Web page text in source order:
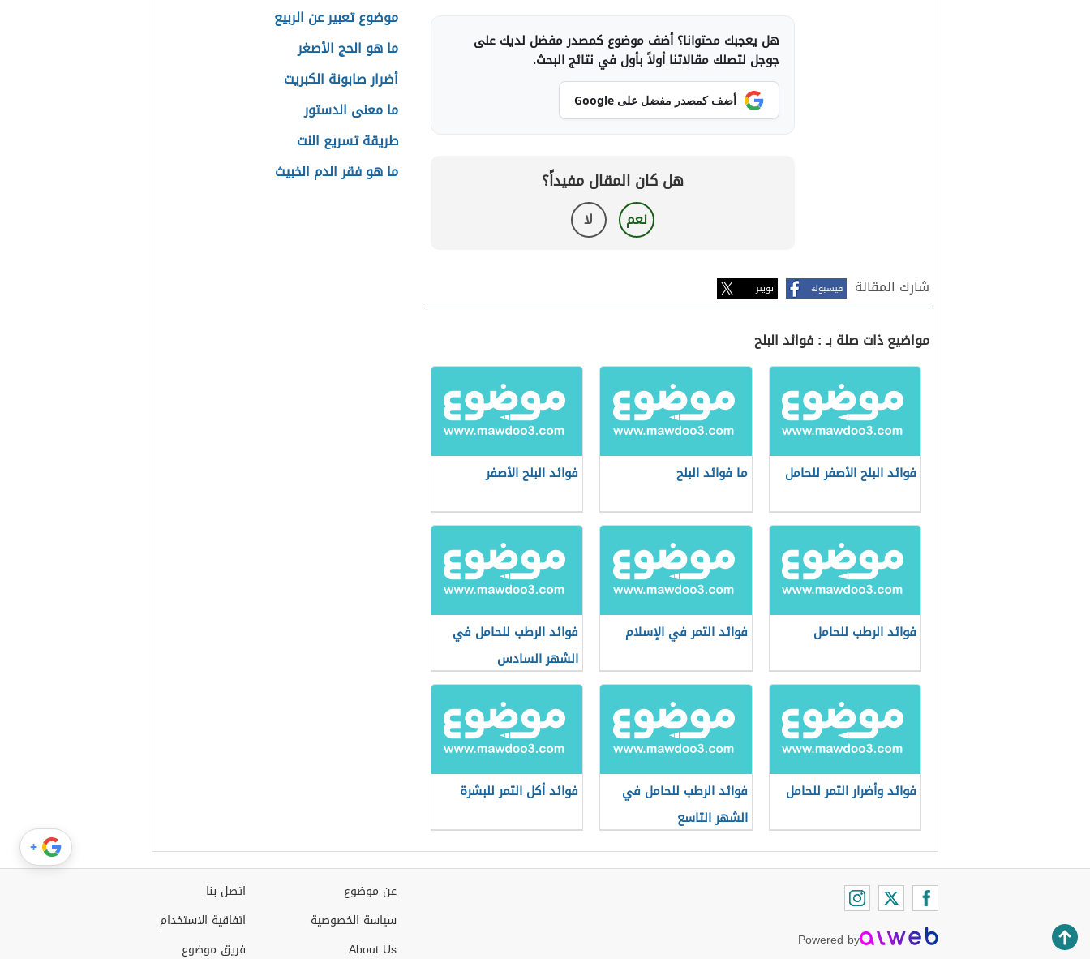
هل يعجبك محتوانا؟ أضف موضوع كمصدر مفضل لديك على
جوجل لتصلك مقالاتنا أولاً بأول في نتائج البحث.
أضف كمصدر مفضل على Google
هل كان المقال مفيداً؟
نعم لا
شارك المقالة فيسبوك تويتر
مواضيع ذات صلة بـ : فوائد البلح
فوائد البلح الأصفر للحامل ما فوائد البلح فوائد البلح الأصفر
فوائد الرطب للحامل فوائد التمر في الإسلام
فوائد الرطب للحامل في
الشهر السادس
فوائد وأضرار التمر للحامل
فوائد الرطب للحامل في
الشهر التاسع
فوائد أكل التمر للبشرة
موضوع تعبير عن الربيع
ما هو الحج الأصغر
أضرار صابونة الكبريت
ما معنى الدستور
طريقة تسريع النت
ما هو فقر الدم الخبيث
Powered by
اتصل بنا
اتفاقية الاستخدام
فريق موضوع
عن موضوع
سياسة الخصوصية
About Us
+